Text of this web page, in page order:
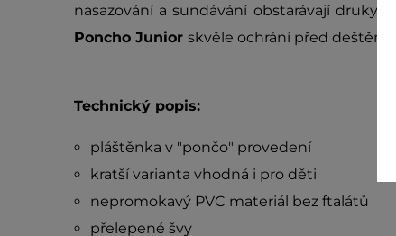
nasazování a sundávání obstarávají druky
Poncho Junior skvěle ochrání před deštěm,
Technický popis:
pláštěnka v "pončo" provedení
kratší varianta vhodná i pro děti
nepromokavý PVC materiál bez ftalátů
přelepené švy